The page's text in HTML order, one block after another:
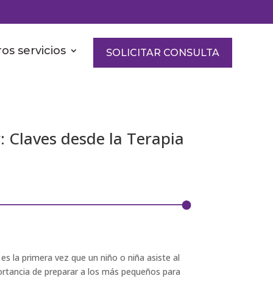
servicios SOLICITAR CONSULTA
desde la Terapia
la primera vez que un niño o niña asiste al
de preparar a los más pequeños para